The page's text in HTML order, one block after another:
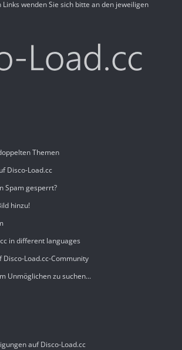
Links wenden Sie sich bitte an den jeweiligen
Themen
Disco-Load.cc
Spam gesperrt?
hinzu!
in different languages
Disco-Load.cc-Community
Unmöglichen zu suchen...
auf Disco-Load.cc